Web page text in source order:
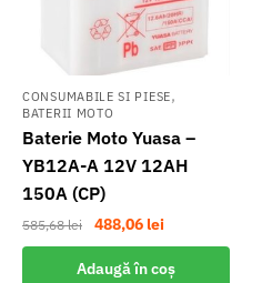
CONSUMABILE SI PIESE,
BATERII MOTO
Baterie Moto Yuasa –
YB12A-A 12V 12AH
150A (CP)
585,68lei
Prețul
inițial
a
488,06 leiPrețul
curent
este:
Adaugă în coș